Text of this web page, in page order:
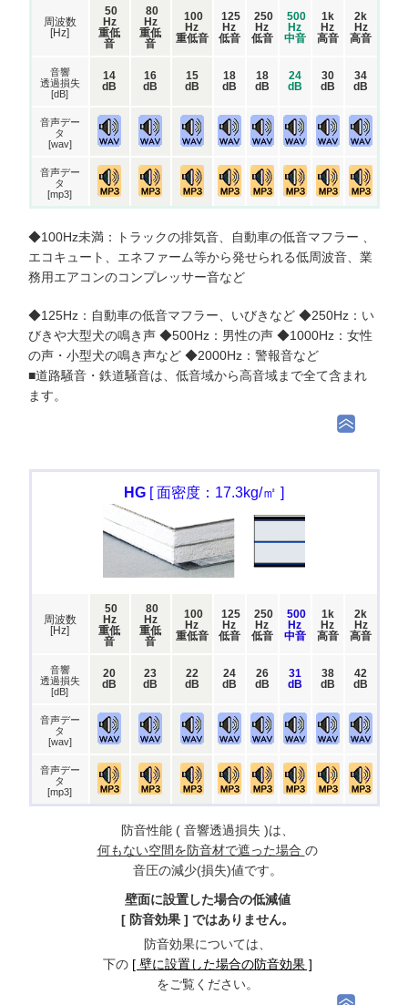
周波数
[Hz]
50
Hz
重低
音
80
Hz
重低
音
100
Hz
重低音
125
Hz
低音
250
Hz
低音
500
Hz
中音
1k
Hz
高音
2k
Hz
高音
音響
透過損失
[dB]
14
dB
16
dB
15
dB
18
dB
18
dB
24
dB
30
dB
34
dB
音声デー
タ
[wav]
音声デー
タ
[mp3]
◆100Hz未満：トラックの排気音、自動車の低音マフラー 、
エコキュート、エネファーム等から発せられる低周波音、業
務用エアコンのコンプレッサー音など
◆125Hz：自動車の低音マフラー、いびきなど ◆250Hz：い
びきや大型犬の鳴き声 ◆500Hz：男性の声 ◆1000Hz：女性
の声・小型犬の鳴き声など ◆2000Hz：警報音など
■道路騒音・鉄道騒音は、低音域から高音域まで全て含まれ
ます。
HG [ 面密度：17.3kg/㎡ ]
周波数
[Hz]
50
Hz
重低
音
80
Hz
重低
音
100
Hz
重低音
125
Hz
低音
250
Hz
低音
500
Hz
中音
1k
Hz
高音
2k
Hz
高音
音響
透過損失
[dB]
20
dB
23
dB
22
dB
24
dB
26
dB
31
dB
38
dB
42
dB
音声デー
タ
[wav]
音声デー
タ
[mp3]
防音性能 ( 音響透過損失 )は、
何もない空間を防音材で遮った場合 の
音圧の減少(損失)値です。
壁面に設置した場合の低減値
[ 防音効果 ] ではありません。
防音効果については、
下の [ 壁に設置した場合の防音効果 ]
をご覧ください。